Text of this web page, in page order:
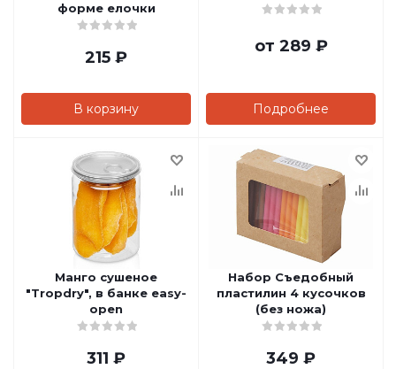
форме елочки
215 ₽
В корзину
от 289 ₽
Подробнее
Манго сушеное
"Tropdry", в банке easy-
open
311 ₽
Набор Съедобный
пластилин 4 кусочков
(без ножа)
349 ₽